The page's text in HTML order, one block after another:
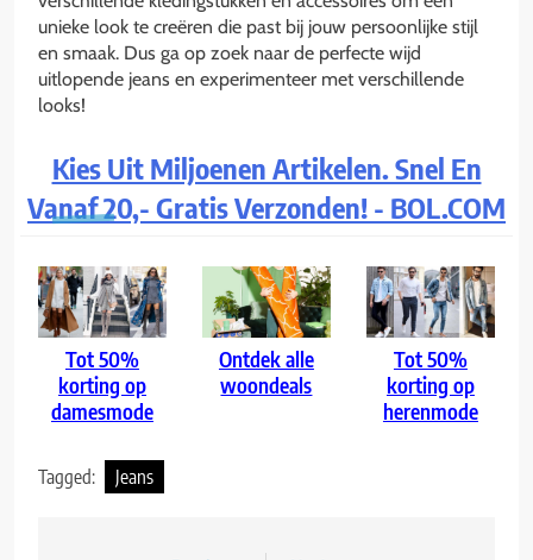
unieke look te creëren die past bij jouw persoonlijke stijl
en smaak. Dus ga op zoek naar de perfecte wijd
uitlopende jeans en experimenteer met verschillende
looks!
Kies Uit Miljoenen Artikelen. Snel En
Vanaf 20,- Gratis Verzonden! - BOL.COM
Tot 50%
korting op
damesmode
Ontdek alle
woondeals
Tot 50%
korting op
herenmode
Tagged: Jeans